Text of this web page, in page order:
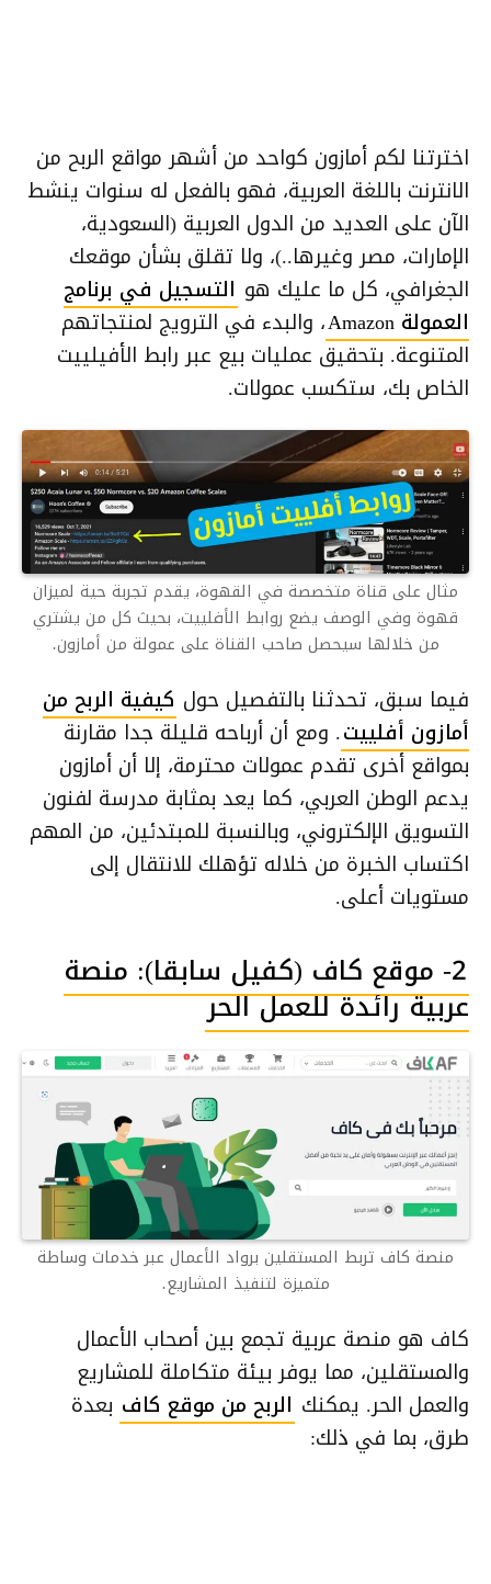
اخترتنا لكم أمازون كواحد من أشهر مواقع الربح من
الانترنت باللغة العربية، فهو بالفعل له سنوات ينشط
الآن على العديد من الدول العربية (السعودية،
الإمارات، مصر وغيرها..)، ولا تقلق بشأن موقعك
الجغرافي، كل ما عليك هو التسجيل في برنامج
العمولة Amazon
، والبدء في الترويج لمنتجاتهم
المتنوعة. بتحقيق عمليات بيع عبر رابط الأفيلييت
الخاص بك، ستكسب عمولات.
مثال على قناة متخصصة في القهوة، يقدم تجربة حية لميزان
قهوة وفي الوصف يضع روابط الأفلييت، بحيث كل من يشتري
من خلالها سيحصل صاحب القناة على عمولة من أمازون.
فيما سبق، تحدثنا بالتفصيل حول كيفية الربح من
أمازون أفلييت. ومع أن أرباحه قليلة جدا مقارنة
بمواقع أخرى تقدم عمولات محترمة، إلا أن أمازون
يدعم الوطن العربي، كما يعد بمثابة مدرسة لفنون
التسويق الإلكتروني، وبالنسبة للمبتدئين، من المهم
اكتساب الخبرة من خلاله تؤهلك للانتقال إلى
مستويات أعلى.
2- موقع كاف (كفيل سابقا): منصة
عربية رائدة للعمل الحر
منصة كاف تربط المستقلين برواد الأعمال عبر خدمات وساطة
متميزة لتنفيذ المشاريع.
كاف هو منصة عربية تجمع بين أصحاب الأعمال
والمستقلين، مما يوفر بيئة متكاملة للمشاريع
والعمل الحر. يمكنك الربح من موقع كاف بعدة
طرق، بما في ذلك: